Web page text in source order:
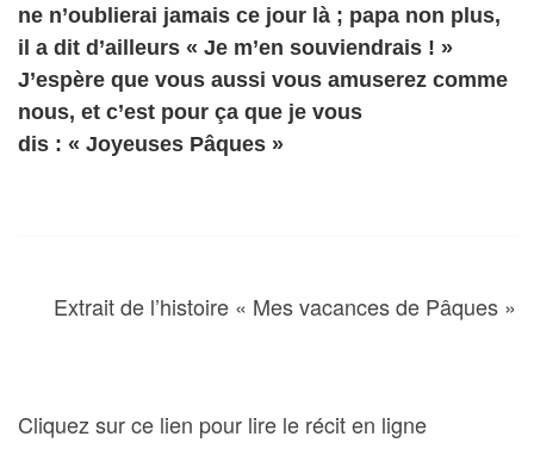
ne n’oublierai jamais ce jour là ; papa non plus,
il a dit d’ailleurs « Je m’en souviendrais ! »
J’espère que vous aussi vous amuserez comme
nous, et c’est pour ça que je vous
dis : « Joyeuses Pâques »
Extrait de l’histoire « Mes vacances de Pâques »
Cliquez sur ce lien pour lire le récit en ligne